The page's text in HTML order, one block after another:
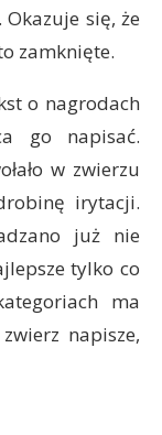
się, że
zamknięte.
o nagrodach
go napisać.
w zwierzu
irytacji.
już nie
tylko co
ma
napisze,